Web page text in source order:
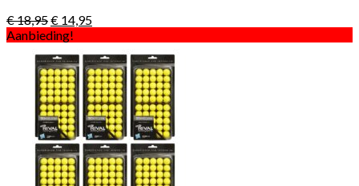
€18,95€ 14,95
Aanbieding!